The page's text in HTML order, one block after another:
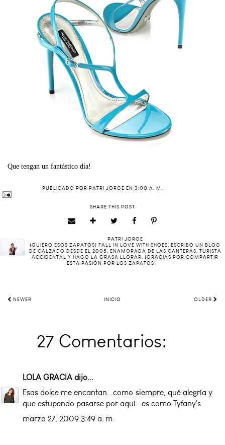
Que tengan un fantástico día!
PUBLICADO POR PATRI JORGE EN 3:00 A. M.
SHARE THIS POST
PATRI JORGE
¡QUIERO ESOS ZAPATOS! FALL IN LOVE WITH SHOES. ESCRIBO UN BLOG
DE CALZADO DESDE EL 2005. ENAMORADA DE LAS CANTERAS, TURISTA
ACCIDENTAL Y HAGO LA GRASA LLORAR. ¡GRACIAS POR COMPARTIR
ESTA PASIÓN POR LOS ZAPATOS!
NEWER INICIO OLDER
27 Comentarios:
LOLA GRACIA dijo...
Esas dolce me encantan...como siempre, qué alegría y
que estupendo pasarse por aquí...es como Tyfany's
marzo 27, 2009 3:49 a. m.